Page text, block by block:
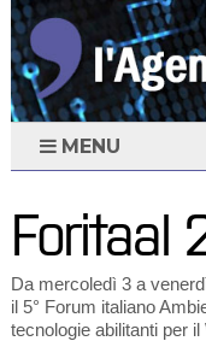
MENU
Foritaal
Da mercoledì 3 a
il 5° Forum italiano
tecnologie abilitanti per